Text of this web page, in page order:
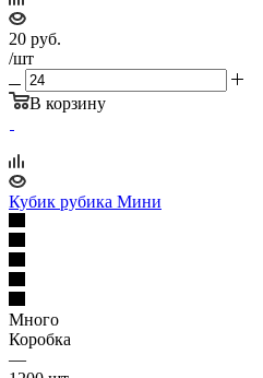
20 руб.
/шт
В корзину
Кубик рубика Мини
Много
Коробка
—